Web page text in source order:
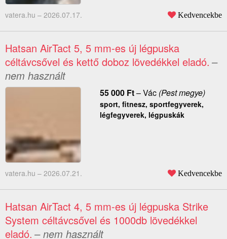
vatera.hu – 2026.07.17. Kedvencekbe
Hatsan AirTact 5, 5 mm-es új légpuska
céltávcsővel és kettő doboz lövedékkel eladó. –
nem használt
55 000 Ft–Vác(Pest megye)
sport, fitnesz, sportfegyverek,
légfegyverek, légpuskák
vatera.hu – 2026.07.21. Kedvencekbe
Hatsan AirTact 4, 5 mm-es új légpuska Strike
System céltávcsővel és 1000db lövedékkel
eladó. – nem használt